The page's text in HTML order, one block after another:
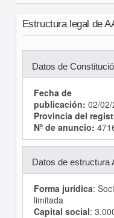
Estructura legal de
Datos de
Fecha de
publicación: 02/02/
Provincia del
Nº de anuncio:
Datos de estructura
Forma jurídica:
limitada
Capital social: